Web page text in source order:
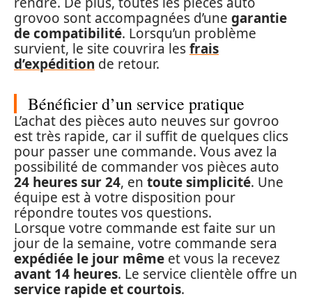
grovoo sont accompagnées d’une garantie
de compatibilité. Lorsqu’un problème
survient, le site couvrira lesfrais
d’expédition de retour.
Bénéficier d’un service pratique
L’achat des pièces auto neuves sur govroo
est très rapide, car il suffit de quelques clics
pour passer une commande. Vous avez la
possibilité de commander vos pièces auto
24 heures sur 24, en toute simplicité. Une
équipe est à votre disposition pour
répondre toutes vos questions.
Lorsque votre commande est faite sur un
jour de la semaine, votre commande sera
expédiée le jour même et vous la recevez
avant 14 heures. Le service clientèle offre un
service rapide et courtois.